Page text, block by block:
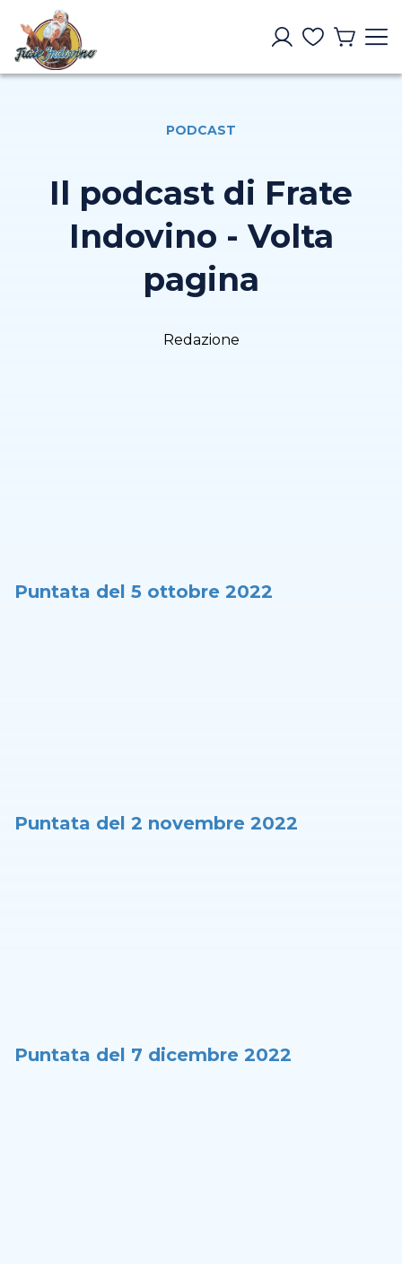
PODCAST
Il podcast di Frate
Indovino - Volta
pagina
Redazione
Puntata del 5 ottobre 2022
Puntata del 2 novembre 2022
Puntata del 7 dicembre 2022